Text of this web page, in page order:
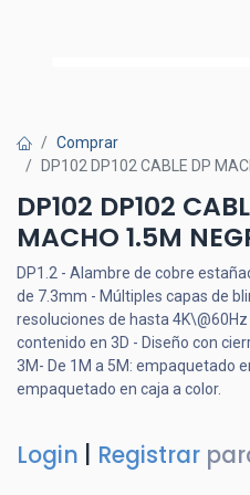
Comprar
DP102 DP102 CABLE DP
DP102 DP102
MACHO 1.5M
DP1.2 - Alambre de cobre
de 7.3mm - Múltiples capas de
resoluciones de hasta
contenido en 3D - Diseño con
3M- De 1M a 5M: empaquetado
empaquetado en caja a color.
Login Registrar